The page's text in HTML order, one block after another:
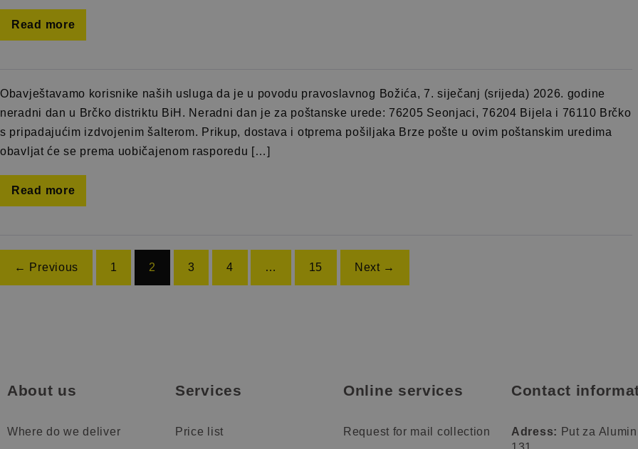
Read more
Obavještavamo korisnike naših usluga da je u povodu pravoslavnog Božića, 7. siječanj (srijeda) 2026. godine
neradni dan u Brčko distriktu BiH. Neradni dan je za poštanske urede: 76205 Seonjaci, 76204 Bijela i 76110 Brčko
s pripadajućim izdvojenim šalterom. Prikup, dostava i otprema pošiljaka Brze pošte u ovim poštanskim uredima
obavljat će se prema uobičajenom rasporedu […]
Read more
← Previous 1 2 3 4 … 15 Next →
About us
Where do we deliver
Services
Price list
Online services
Request for mail collection
Contact
Adress: Put za